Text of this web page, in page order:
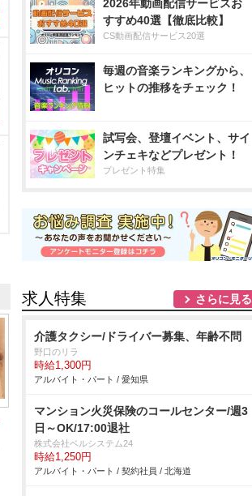
2026年動画配信サービスお
すすめ40選【徹底比較】
CS動画配信サービス20選
毎週の音楽ランキングから、
ヒットの推移をチェック！
試写会、登壇イベント、サイ
ンチェキなどプレゼント！
プレゼント特集
求人特集 さらに見る
介護タクシー/ドライバー募集、年齢不問
野口のリラ
時給1,300円
アルバイト・パート / 愛知県
マンション火災保険のコールセンター/週3
日～OK/17:00退社
株式会社ベルシステム24
時給1,250円
アルバイト・パート / 契約社員 / 北海道